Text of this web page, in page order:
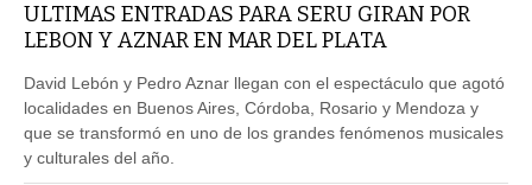
ULTIMAS ENTRADAS PARA SERU GIRAN POR
LEBON Y AZNAR EN MAR DEL PLATA
David Lebón y Pedro Aznar llegan con el espectáculo que agotó
localidades en Buenos Aires, Córdoba, Rosario y Mendoza y
que se transformó en uno de los grandes fenómenos musicales
y culturales del año.